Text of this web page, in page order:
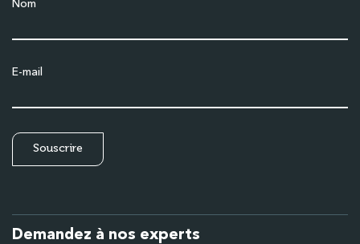
Nom
E-mail
Demandez à nos experts